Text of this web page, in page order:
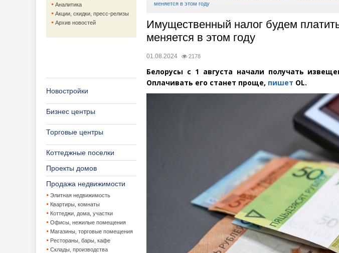
Аналитика
Акции, скидки, пресс-релизы
Архив новостей
Новостройки
Бизнес центры
Торговые центры
Коттеджные поселки
Проекты домов
Продажа недвижимости
Элитная недвижимость
Квартиры, комнаты
Коттеджи, дома, участки
Офисы, нежилые помещения
Магазины, торговые помещения
Рестораны, бары, кафе
Склады, производства
меняется в этом году
Имущественный налог будем
меняется в этом году
01.08.2024 2178
Белорусы с 1 августа начали получать
Оплачивать его станет проще, пишет OL.